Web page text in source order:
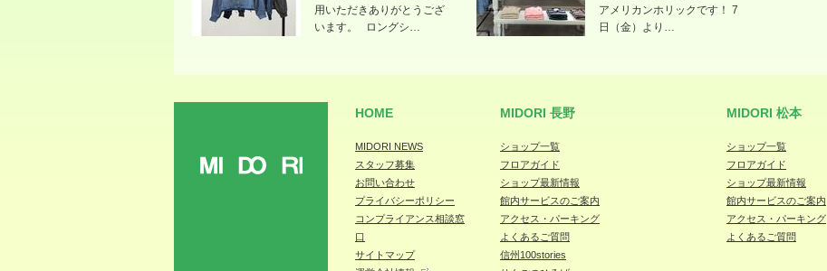
用いただきありがとうござ
います。 ロングシ…
アメリカンホリックです！ 7
日（金）より…
HOME
MIDORI NEWS
スタッフ募集
お問い合わせ
プライバシーポリシー
コンプライアンス相談窓
口
サイトマップ
MIDORI 長野
ショップ一覧
フロアガイド
ショップ最新情報
館内サービスのご案内
アクセス・パーキング
よくあるご質問
信州100stories
MIDORI 松本
ショップ一覧
フロアガイド
ショップ最新情報
館内サービスのご案内
アクセス・パーキング
よくあるご質問